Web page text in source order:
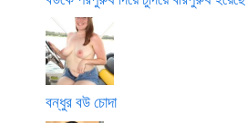
বন্ধুর বউ চোদা